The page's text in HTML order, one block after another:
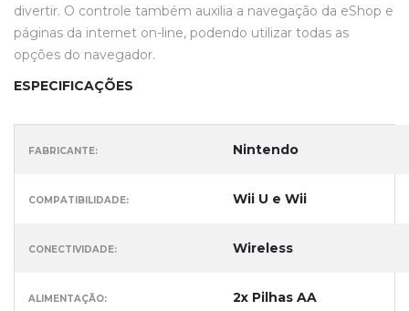
divertir. O controle também auxilia a navegação da eShop e
páginas da internet on-line, podendo utilizar todas as
opções do navegador.
ESPECIFICAÇÕES
FABRICANTE: Nintendo
COMPATIBILIDADE: Wii U e Wii
CONECTIVIDADE: Wireless
ALIMENTAÇÃO: 2x Pilhas AA